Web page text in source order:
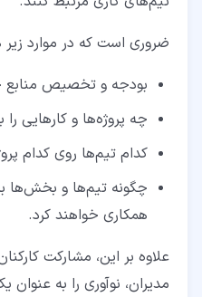
ضروری است که در موارد
بودجه و تخصیص منابع
چه پروژه‌ها و کارهایی را
کدام تیم‌ها روی کدام
چگونه تیم‌ها و بخش‌ها
همکاری خواهند کرد.
علاوه بر این، مشارکت
مدیران، نوآوری را به‌